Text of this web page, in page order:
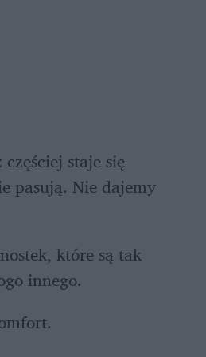
staje się
pasują. Nie dajemy
które są tak
innego.